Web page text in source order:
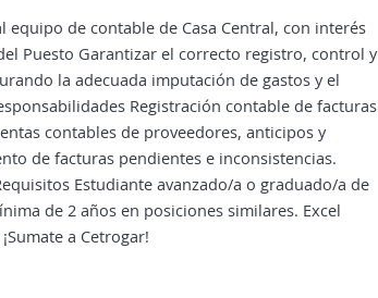
de contable de Casa Central, con interés
Puesto Garantizar el correcto registro, control y
la adecuada imputación de gastos y el
Registración contable de facturas
contables de proveedores, anticipos y
de facturas pendientes e inconsistencias.
Estudiante avanzado/a o graduado/a de
de 2 años en posiciones similares. Excel
a Cetrogar!